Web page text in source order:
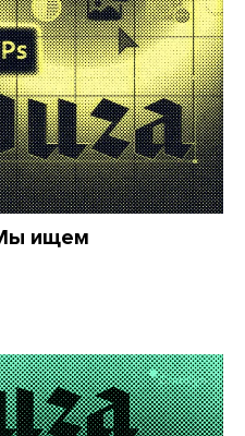
ищем